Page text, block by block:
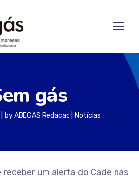
gás
byABEGAS Redacao Notícias
um alerta do Cade nas